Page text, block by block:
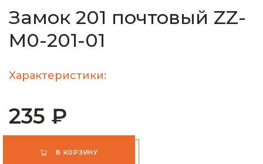
Замок 201 почтовый ZZ-
M0-201-01
Характеристики:
235 ₽
В КОРЗИНУ